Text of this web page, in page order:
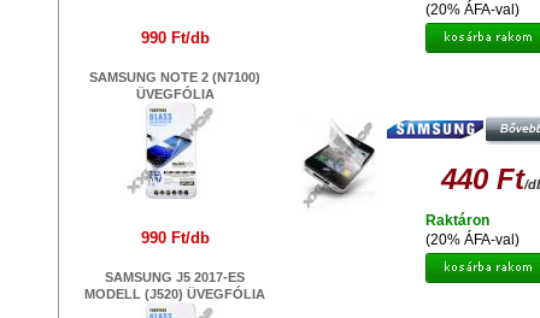
990 Ft/db
SAMSUNG NOTE 2 (N7100)
ÜVEGFÓLIA
990 Ft/db
SAMSUNG J5 2017-ES
MODELL (J520) ÜVEGFÓLIA
(20% ÁFA-val)
440 Ft/
(20% ÁFA-val)
Raktáron